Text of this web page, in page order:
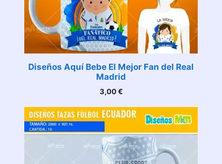
Diseños Aquí Bebe El Mejor Fan del Real
Madrid
3,00€